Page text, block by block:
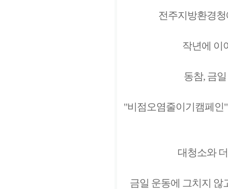
전주지방환경
작년에 이
동참, 금
"비점오염줄이기캠페인
대청소와
금일 운동에 그치지